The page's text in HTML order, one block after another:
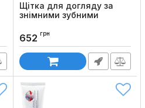
Щітка для догляду за
знімними зубними
150
Код товару: 377
652 грн